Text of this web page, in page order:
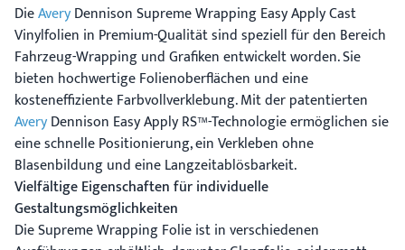
DieAveryDennison Supreme Wrapping Easy Apply Cast
Vinylfolien in Premium-Qualität sind speziell für den Bereich
Fahrzeug-Wrapping und Grafiken entwickelt worden. Sie
bieten hochwertige Folienoberflächen und eine
kosteneffiziente Farbvollverklebung. Mit der patentierten
AveryDennison Easy Apply RS™-Technologie ermöglichen sie
eine schnelle Positionierung, ein Verkleben ohne
Blasenbildung und eine Langzeitablösbarkeit.
Vielfältige Eigenschaften für individuelle
Gestaltungsmöglichkeiten
Die Supreme Wrapping Folie ist in verschiedenen